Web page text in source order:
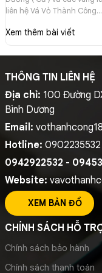
hệ Vá Vỏ Thành
0902235532
liên hệ Vá Vỏ Thành Công
Xem thêm bài viết
THÔNG TIN LIÊN HỆ
Địa chỉ: 100 Đường
Bình Dương
Email:
Hotline: 0902235532
0942922532 -
Website:
XEM BẢN ĐỒ
CHÍNH SÁCH HỖ
Chính sách bảo hành
Chính sách thanh toán